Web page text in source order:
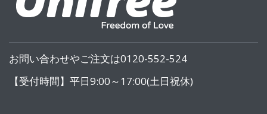
お問い合わせやご注文は0120-552-524
【受付時間】平日9:00～17:00(土日祝休)